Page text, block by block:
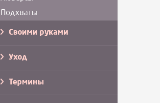
Подхваты
Своими руками
Уход
Термины